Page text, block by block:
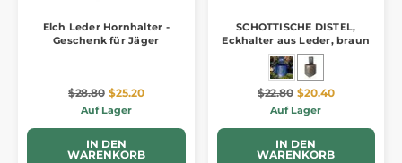
Elch Leder Hornhalter -
Geschenk für Jäger
$28.80 $25.20
Auf Lager
IN DEN
WARENKORB
SCHOTTISCHE DISTEL,
Eckhalter aus Leder, braun
$22.80 $20.40
Auf Lager
IN DEN
WARENKORB